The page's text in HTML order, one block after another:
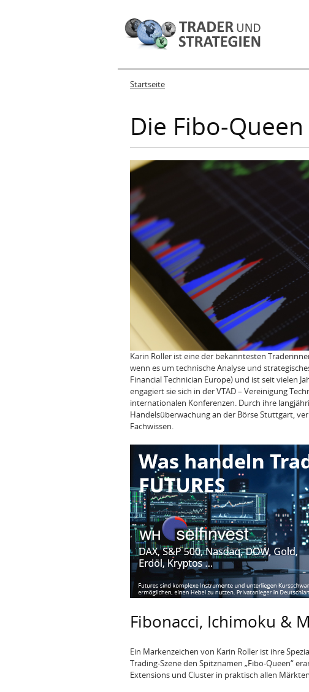
Sie sind hier
Startseite
Die Fibo-
Karin Roller ist eine der bekanntesten
wenn es um technische Analyse und
Financial Technician Europe) und ist seit vielen
engagiert sie sich in der VTAD – Vereinigung
internationalen Konferenzen. Durch ihre
Handelsüberwachung an der Börse Stuttgart,
Fachwissen.
Fibonacci, Ichimoku &
Ein Markenzeichen von Karin Roller ist ihre
Trading-Szene den Spitznamen „Fibo-Queen“
Extensions und Cluster in praktisch allen